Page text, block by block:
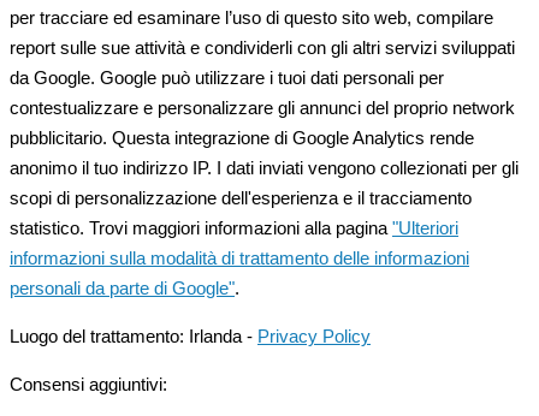
per tracciare ed esaminare l’uso di questo sito web, compilare
report sulle sue attività e condividerli con gli altri servizi sviluppati
da Google. Google può utilizzare i tuoi dati personali per
contestualizzare e personalizzare gli annunci del proprio network
pubblicitario. Questa integrazione di Google Analytics rende
anonimo il tuo indirizzo IP. I dati inviati vengono collezionati per gli
scopi di personalizzazione dell'esperienza e il tracciamento
statistico. Trovi maggiori informazioni alla pagina"Ulteriori
informazioni sulla modalità di trattamento delle informazioni
personali da parte di Google".
Luogo del trattamento: Irlanda - Privacy Policy
Consensi aggiuntivi: